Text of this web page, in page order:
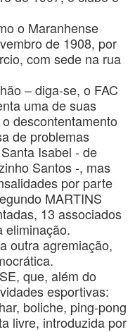
o Maranhense
de 1908, por
com sede na rua
– diga-se, o FAC
uma de suas
descontentamento
de problemas
Isabel - de
Santos -, mas
por parte
MARTINS
13 associados
eliminação.
outra agremiação,
que, além do
esportivas:
boliche, ping-pong
livre, introduzida por